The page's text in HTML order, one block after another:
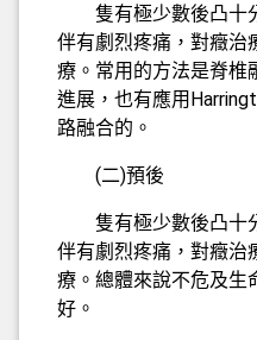
隻有極少數後凸十
伴有劇烈疼痛，對癥治
療。常用的方法是脊椎
進展，也有應用
路融合的。
(二)預後
隻有極少數後凸十
伴有劇烈疼痛，對癥治
療。總體來說不危及生
好。